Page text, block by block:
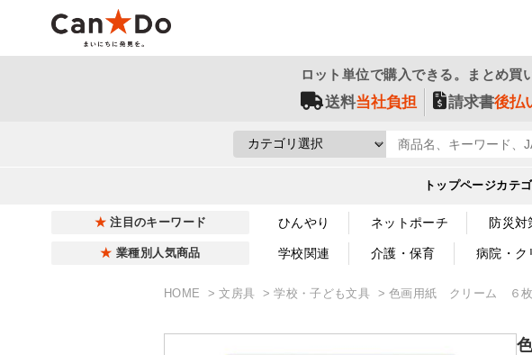
ロット単位で購入できる。まとめ買
送料当社負担 請求書後払
トップページカテ
注目のキーワード ひんやり ネットポーチ 防災対
業種別人気商品 学校関連 介護・保育 病院・ク
HOME 文房具 学校・子ども文具 色画用紙 クリーム ６枚